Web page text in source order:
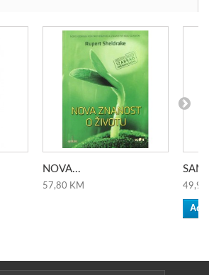
NOVA...
57,80 KM
SAM
49,90